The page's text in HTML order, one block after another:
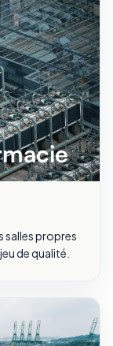
salles propres
de qualité.